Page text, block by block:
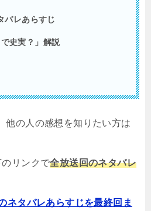
バレあらすじ
史実？」解説
他の人の感想を知りたい方は
リンクで全放送回のネタバレ
ネタバレあらすじを最終回ま